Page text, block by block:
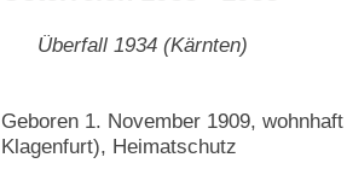
Überfall 1934 (Kärnten)
Geboren 1. November 1909,
Klagenfurt), Heimatschutz